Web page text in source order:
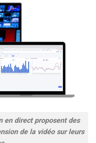
en direct proposent des
de la vidéo sur leurs